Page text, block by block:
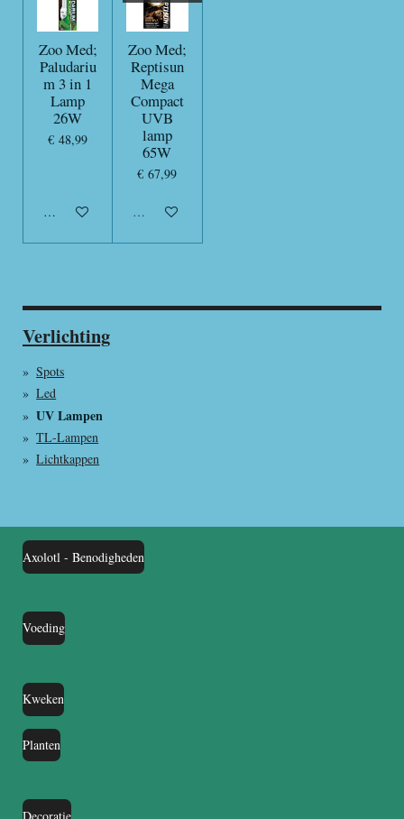
Zoo Med;
Paludariu
m 3 in 1
Lamp
26W
€ 48,99
In winkelwagen
Zoo Med;
Reptisun
Mega
Compact
UVB
lamp
65W
€ 67,99
Uitverkocht
Verlichting
Spots
Led
UV Lampen
TL-Lampen
Lichtkappen
Axolotl - Benodigheden
Voeding
Kweken
Planten
Decoratie